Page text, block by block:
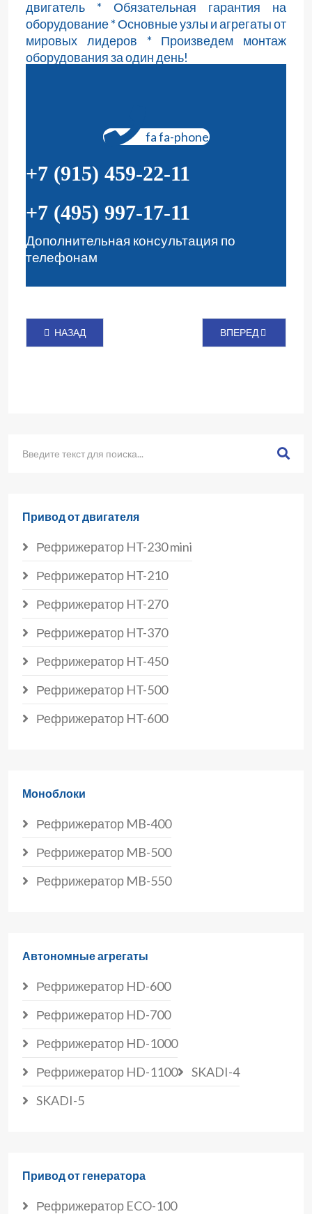
двигатель * Обязательная гарантия на
оборудование * Основные узлы и агрегаты от
мировых лидеров * Произведем монтаж
оборудования за один день!
fa fa-phone
+7 (915) 459-22-11
+7 (495) 997-17-11
Дополнительная консультация по
телефонам
ПРЕДЫДУЩИЙ: РЕФРИЖЕРАТОР HD-1000
НАЗАД СЛЕДУЮЩИЙ:
ВПЕРЕД
Привод от двигателя
Рефрижератор HT-230 mini
Рефрижератор HT-210
Рефрижератор HT-270
Рефрижератор HT-370
Рефрижератор HT-450
Рефрижератор HT-500
Рефрижератор HT-600
Моноблоки
Рефрижератор MB-400
Рефрижератор MB-500
Рефрижератор MB-550
Автономные агрегаты
Рефрижератор HD-600
Рефрижератор HD-700
Рефрижератор HD-1000
Рефрижератор HD-1100
SKADI-4
SKADI-5
Привод от генератора
Рефрижератор ECO-100